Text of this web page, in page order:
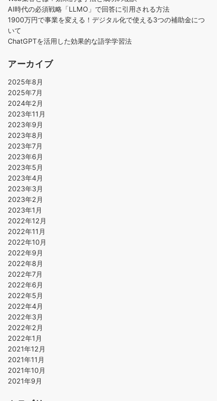
AI時代の必須戦略「LLMO」で回答に引用される方法
1900万円で事業を変える！デジタル化で使える3つの補助金につ
いて
ChatGPTを活用した効果的な語学学習法
アーカイブ
2025年8月
2025年7月
2024年2月
2023年11月
2023年9月
2023年8月
2023年7月
2023年6月
2023年5月
2023年4月
2023年3月
2023年2月
2023年1月
2022年12月
2022年11月
2022年10月
2022年9月
2022年8月
2022年7月
2022年6月
2022年5月
2022年4月
2022年3月
2022年2月
2022年1月
2021年12月
2021年11月
2021年10月
2021年9月